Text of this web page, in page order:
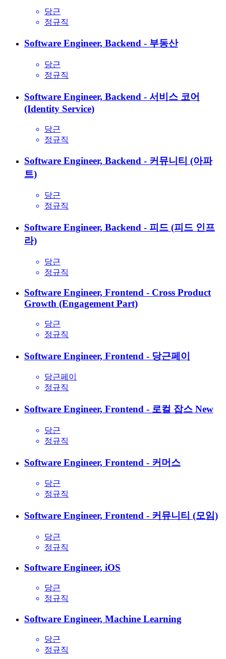
당근
정규직
Software Engineer, Backend - 부동산
당근
정규직
Software Engineer, Backend - 서비스 코어
(Identity Service)
당근
정규직
Software Engineer, Backend - 커뮤니티 (아파
트)
당근
정규직
Software Engineer, Backend - 피드 (피드 인프
라)
당근
정규직
Software Engineer, Frontend - Cross Product
Growth (Engagement Part)
당근
정규직
Software Engineer, Frontend - 당근페이
당근페이
정규직
Software Engineer, Frontend - 로컬 잡스 New
당근
정규직
Software Engineer, Frontend - 커머스
당근
정규직
Software Engineer, Frontend - 커뮤니티 (모임)
당근
정규직
Software Engineer, iOS
당근
정규직
Software Engineer, Machine Learning
당근
정규직